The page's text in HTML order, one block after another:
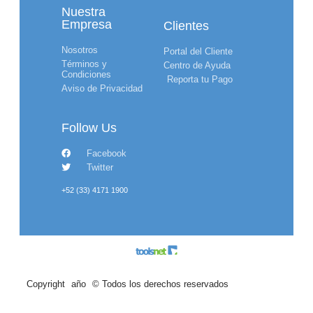
Nuestra
Empresa
Nosotros
Términos y
Condiciones
Aviso de Privacidad
Clientes
Portal del Cliente
Centro de Ayuda
Reporta tu Pago
Follow Us
Facebook
Twitter
+52 (33) 4171 1900
Copyright año © Todos los derechos reservados